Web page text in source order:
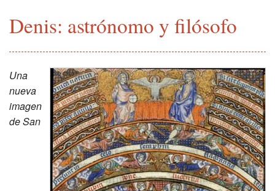
Práctica
Restauración
Excavación
Denis: astrónomo y filósofo
Una
nueva
imagen
de San